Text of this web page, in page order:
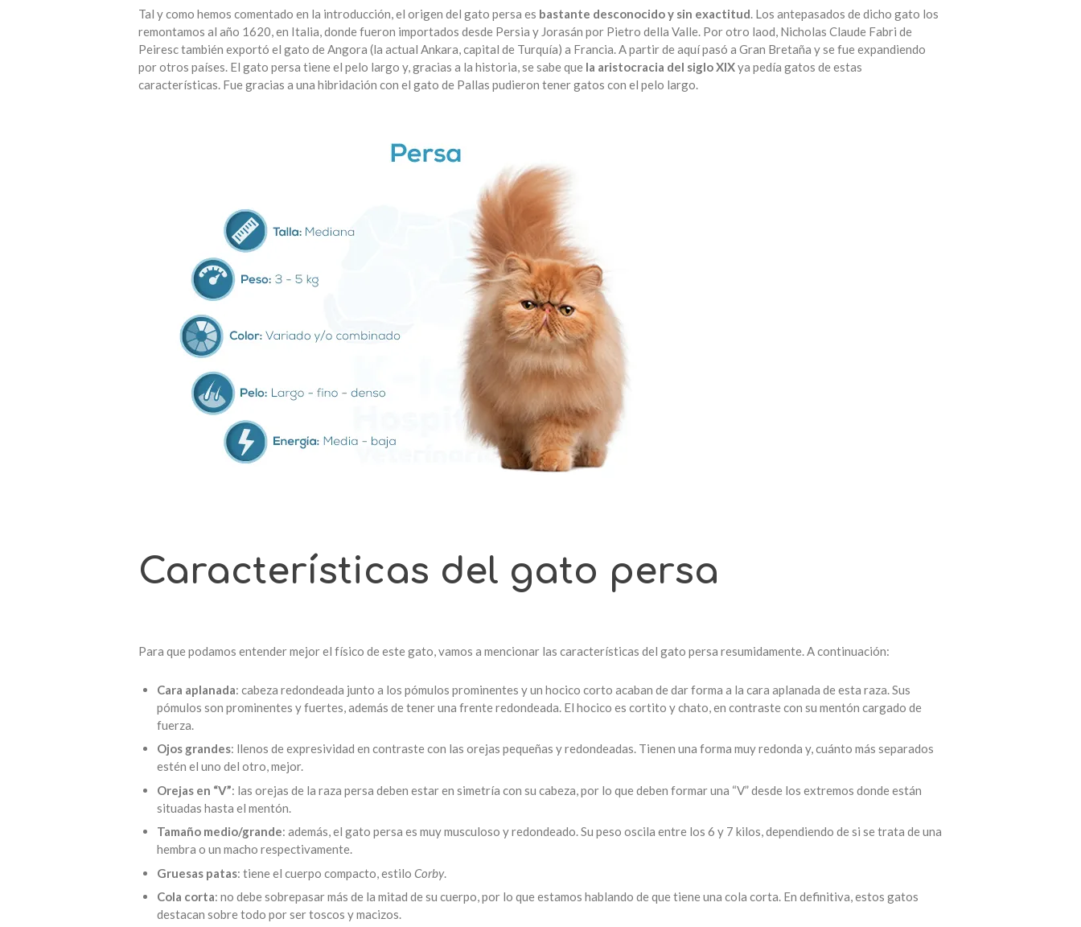
Tal y como hemos comentado en la introducción, el origen del gato persa es bastante desconocido y sin exactitud. Los antepasados de dicho gato los
remontamos al año 1620, en Italia, donde fueron importados desde Persia y Jorasán por Pietro della Valle. Por otro laod, Nicholas Claude Fabri de
Peiresc también exportó el gato de Angora (la actual Ankara, capital de Turquía) a Francia. A partir de aquí pasó a Gran Bretaña y se fue expandiendo
por otros países. El gato persa tiene el pelo largo y, gracias a la historia, se sabe que la aristocracia del siglo XIXya pedía gatos de estas
características. Fue gracias a una hibridación con el gato de Pallas pudieron tener gatos con el pelo largo.
Características del gato persa
Para que podamos entender mejor el físico de este gato, vamos a mencionar las características del gato persa resumidamente. A continuación:
Cara aplanada: cabeza redondeada junto a los pómulos prominentes y un hocico corto acaban de dar forma a la cara aplanada de esta raza. Sus
pómulos son prominentes y fuertes, además de tener una frente redondeada. El hocico es cortito y chato, en contraste con su mentón cargado de
fuerza.
Ojos grandes: llenos de expresividad en contraste con las orejas pequeñas y redondeadas. Tienen una forma muy redonda y, cuánto más separados
estén el uno del otro, mejor.
Orejas en “V”: las orejas de la raza persa deben estar en simetría con su cabeza, por lo que deben formar una “V” desde los extremos donde están
situadas hasta el mentón.
Tamaño medio/grande: además, el gato persa es muy musculoso y redondeado. Su peso oscila entre los 6 y 7 kilos, dependiendo de si se trata de una
hembra o un macho respectivamente.
Gruesas patas: tiene el cuerpo compacto, estilo Corby.
Cola corta: no debe sobrepasar más de la mitad de su cuerpo, por lo que estamos hablando de que tiene una cola corta. En definitiva, estos gatos
destacan sobre todo por ser toscos y macizos.